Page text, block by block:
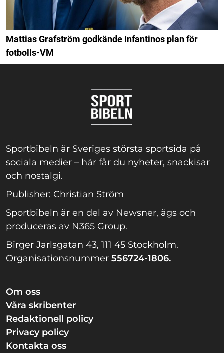
Mattias Grafström godkände Infantinos plan för
fotbolls-VM
Sportbibeln är Sveriges största sportsida på
sociala medier – här får du nyheter, snackisar
och nostalgi.
Publisher: Christian Ström
Sportbibeln är en del av Newsner, ägs och
produceras av N365 Group.
Birger Jarlsgatan 43, 111 45 Stockholm.
Organisationsnummer 556724-1806.
Om oss
Våra skribenter
Redaktionell policy
Privacy policy
Kontakta oss